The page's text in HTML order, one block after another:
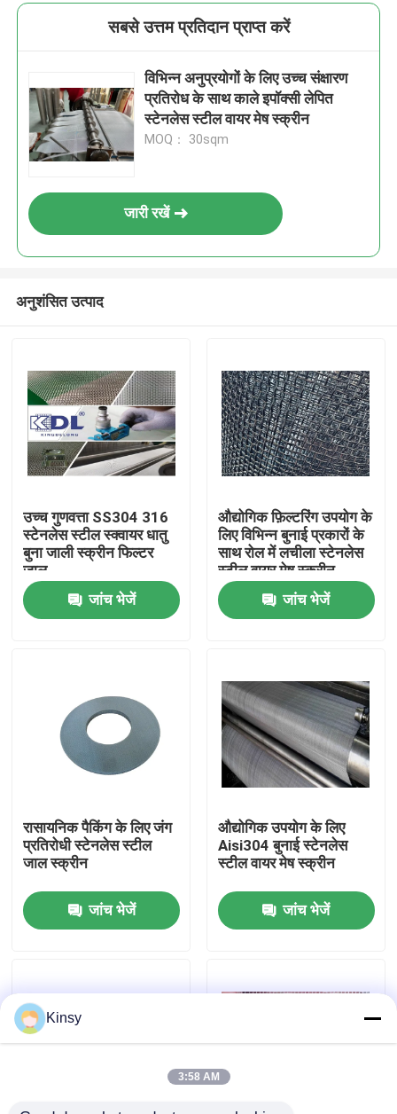
वी.आर. शो
हमारे बारे में
कारखाने का दौरा
समाचार
मामले
सबसे उत्तम प्रतिदान प्राप्त करें
विभिन्न अनुप्रयोगों के लिए उच्च संक्षारण
प्रतिरोध के साथ काले इपॉक्सी लेपित
स्टेनलेस स्टील वायर मेष स्क्रीन
MOQ： 30sqm
जारी रखें
अनुशंसित उत्पाद
उच्च गुणवत्ता SS304 316
स्टेनलेस स्टील स्क्वायर धातु
बुना जाली स्क्रीन फिल्टर
जाल
जांच भेजें
औद्योगिक फ़िल्टरिंग उपयोग के
लिए विभिन्न बुनाई प्रकारों के
साथ रोल में लचीला स्टेनलेस
स्टील वायर मेष स्क्रीन
जांच भेजें
रासायनिक पैकिंग के लिए जंग
प्रतिरोधी स्टेनलेस स्टील
जाल स्क्रीन
जांच भेजें
औद्योगिक उपयोग के लिए
Aisi304 बुनाई स्टेनलेस
स्टील वायर मेष स्क्रीन
जांच भेजें
Kinsy
3:58 AM